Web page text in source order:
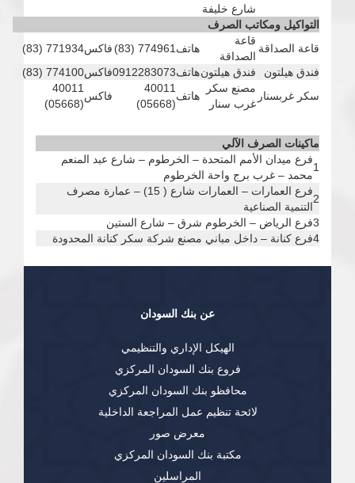
شارع خليفة
التواكيل ومكاتب الصرف
قاعة الصداقة
قاعة
الصداقة
هاتف 774961 (83) فاكس771934 (83)
فندق هيلتون
فندق هيلتونهاتف0912283073فاكس774100 (83)
سكر غربسنار
مصنع سكر
غرب سنار
هاتف
40011
(05668)
فاكس
40011
(05668)
ماكينات الصرف الآلي
1
فرع ميدان الأمم المتحدة – الخرطوم – شارع عبد المنعم
محمد – غرب برج واحة الخرطوم
2
فرع العمارات – العمارات شارع ( 15) – عمارة مصرف
التنمية الصناعية
3فرع الرياض – الخرطوم شرق – شارع الستين
4فرع كنانة – داخل مباني مصنع شركة سكر كنانة المحدودة
عن بنك السودان
الهيكل الإداري والتنظيمي
فروع بنك السودان المركزي
محافظو بنك السودان المركزي
لائحة تنظيم عمل المراجعة الداخلية
معرض صور
مكتبة بنك السودان المركزي
المراسلين